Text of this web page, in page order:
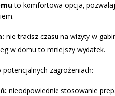
to komfortowa opcja,
nie tracisz czasu na wizyty w
w domu to mniejszy wydatek.
zagrożeniach:
nieodpowiednie stosowanie